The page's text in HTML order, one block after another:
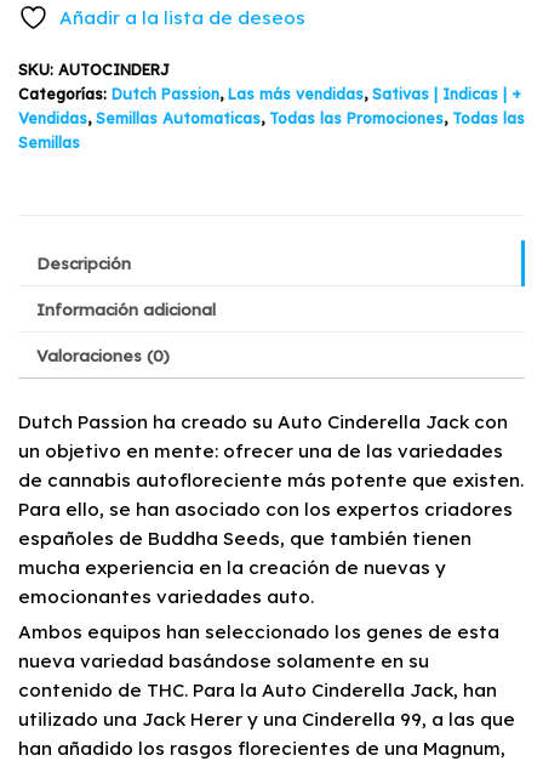
$32.150.$27.910.
Dutch
Passion
3+1
semillas
cantidad
Añadir a la lista de deseos
SKU: AUTOCINDERJ
Categorías: Dutch Passion,Las más vendidas,Sativas | Indicas | +
Vendidas,Semillas Automaticas, Todas las Promociones, Todas las
Semillas
Descripción
Información adicional
Valoraciones (0)
Dutch Passion ha creado su Auto Cinderella Jack con
un objetivo en mente: ofrecer una de las variedades
de cannabis autofloreciente más potente que existen.
Para ello, se han asociado con los expertos criadores
españoles de Buddha Seeds, que también tienen
mucha experiencia en la creación de nuevas y
emocionantes variedades auto.
Ambos equipos han seleccionado los genes de esta
nueva variedad basándose solamente en su
contenido de THC. Para la Auto Cinderella Jack, han
utilizado una Jack Herer y una Cinderella 99, a las que
han añadido los rasgos florecientes de una Magnum,